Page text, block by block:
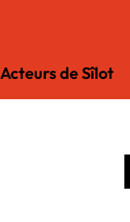
Acteurs de Sîlot